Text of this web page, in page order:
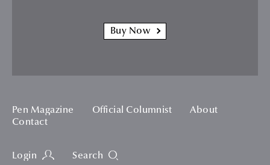
Buy Now
Pen Magazine Official Columnist
About
Contact
Login Search